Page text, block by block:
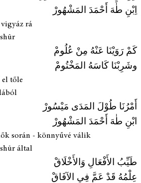
اِبْنِ طٰهَ أَحْمَدَ المَشْهُورْ
vigyáz rá
كَمْ رَوَيْنَا عَنْهُ مِنْ عُلُومْ
وشَرِبْنَا كَاسَهُ المَخْتُومْ
tőle
أَمْرُنَا طُوْلَ المَدَى مَيْسُورْ
ابْنِ طٰهَ أَحْمَدَ المَشْهُورْ
során - könnyűvé válik
által
طَيِّبُ الأَفْعَالِ وَالأَخْلَاقْ
عِلْمُهُ قَدْ عَمَّ فِي الآفَاقْ